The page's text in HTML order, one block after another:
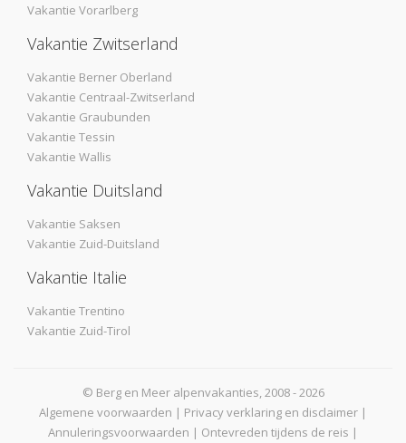
Vakantie Vorarlberg
Vakantie Zwitserland
Vakantie Berner Oberland
Vakantie Centraal-Zwitserland
Vakantie Graubunden
Vakantie Tessin
Vakantie Wallis
Vakantie Duitsland
Vakantie Saksen
Vakantie Zuid-Duitsland
Vakantie Italie
Vakantie Trentino
Vakantie Zuid-Tirol
© Berg en Meer alpenvakanties, 2008 - 2026
Algemene voorwaarden | Privacy verklaring en disclaimer |
Annuleringsvoorwaarden | Ontevreden tijdens de reis |